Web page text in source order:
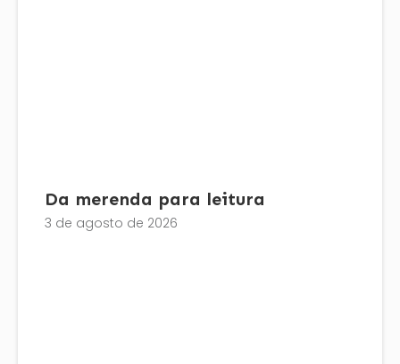
Da merenda para leitura
3 de agosto de 2026